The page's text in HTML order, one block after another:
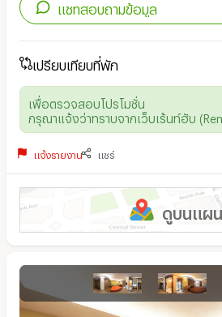
แชทสอบถามข้อมูล
เปรียบเทียบที่พัก
เพื่อตรวจสอบโปรโมชั่น
กรุณาแจ้งว่าทราบจากเว็บเร้นท์ฮับ
แจ้งรายงาน แชร์
ดูบนแผ